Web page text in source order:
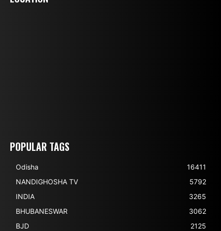
POPULAR TAGS
Odisha
16411
NANDIGHOSHA TV
5792
INDIA
3265
BHUBANESWAR
3062
BJD
2125